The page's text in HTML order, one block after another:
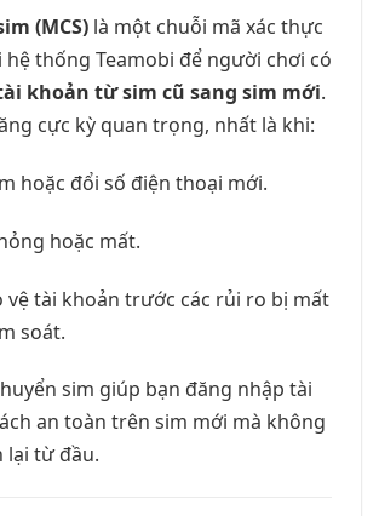
(MCS) là một chuỗi mã xác thực
hệ thống Teamobi để người chơi có
khoản từ sim cũ sang sim mới.
cực kỳ quan trọng, nhất là khi:
hoặc đổi số điện thoại mới.
hoặc mất.
vệ tài khoản trước các rủi ro bị mất
soát.
sim giúp bạn đăng nhập tài
an toàn trên sim mới mà không
lại từ đầu.